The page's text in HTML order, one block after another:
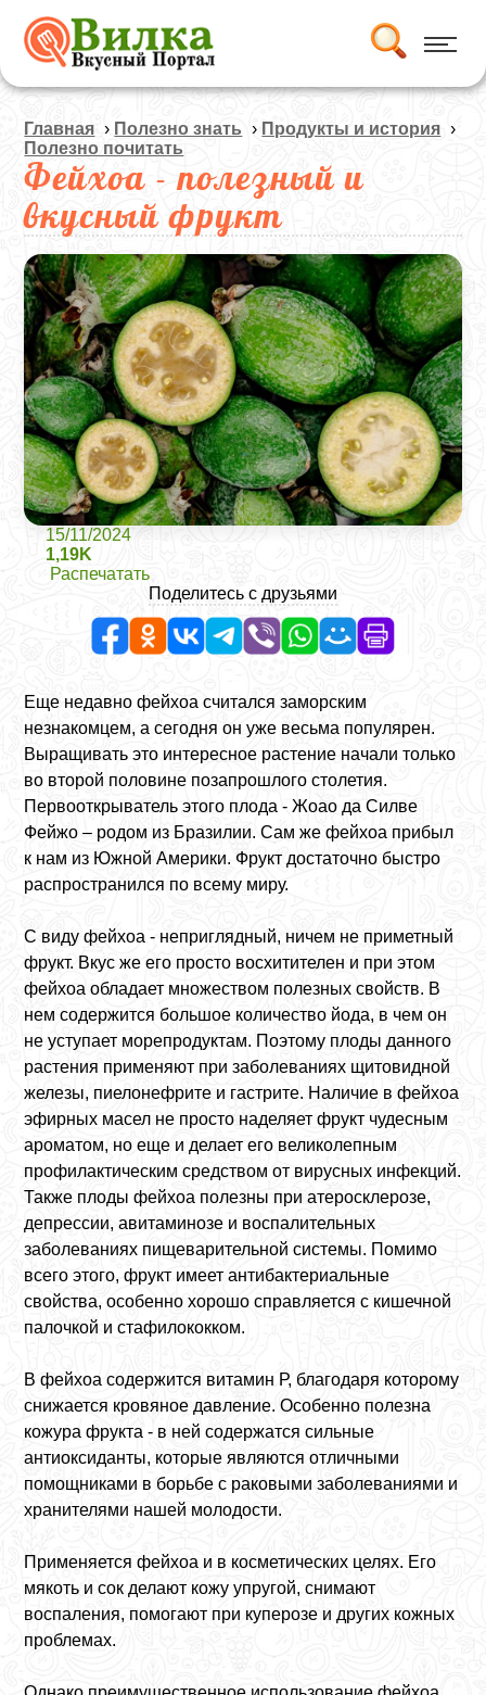
Главная › Полезно знать › Продукты и история ›
Полезно почитать
Фейхоа - полезный и
вкусный фрукт
15/11/2024
1,19K
Распечатать
Поделитесь с друзьями
Еще недавно фейхоа считался заморским
незнакомцем, а сегодня он уже весьма популярен.
Выращивать это интересное растение начали только
во второй половине позапрошлого столетия.
Первооткрыватель этого плода - Жоао да Силве
Фейжо – родом из Бразилии. Сам же фейхоа прибыл
к нам из Южной Америки. Фрукт достаточно быстро
распространился по всему миру.
С виду фейхоа - неприглядный, ничем не приметный
фрукт. Вкус же его просто восхитителен и при этом
фейхоа обладает множеством полезных свойств. В
нем содержится большое количество йода, в чем он
не уступает морепродуктам. Поэтому плоды данного
растения применяют при заболеваниях щитовидной
железы, пиелонефрите и гастрите. Наличие в фейхоа
эфирных масел не просто наделяет фрукт чудесным
ароматом, но еще и делает его великолепным
профилактическим средством от вирусных инфекций.
Также плоды фейхоа полезны при атеросклерозе,
депрессии, авитаминозе и воспалительных
заболеваниях пищеварительной системы. Помимо
всего этого, фрукт имеет антибактериальные
свойства, особенно хорошо справляется с кишечной
палочкой и стафилококком.
В фейхоа содержится витамин Р, благодаря которому
снижается кровяное давление. Особенно полезна
кожура фрукта - в ней содержатся сильные
антиоксиданты, которые являются отличными
помощниками в борьбе с раковыми заболеваниями и
хранителями нашей молодости.
Применяется фейхоа и в косметических целях. Его
мякоть и сок делают кожу упругой, снимают
воспаления, помогают при куперозе и других кожных
проблемах.